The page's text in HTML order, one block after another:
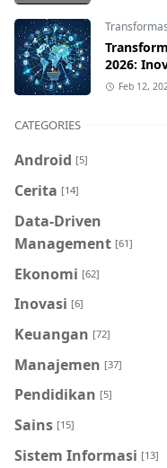
2026:
Feb 12,
CATEGORIES
Android [5]
Cerita [14]
Data-Driven
Management [61]
Ekonomi [62]
Inovasi [6]
Keuangan [72]
Manajemen [37]
Pendidikan [5]
Sains [15]
Sistem Informasi [13]